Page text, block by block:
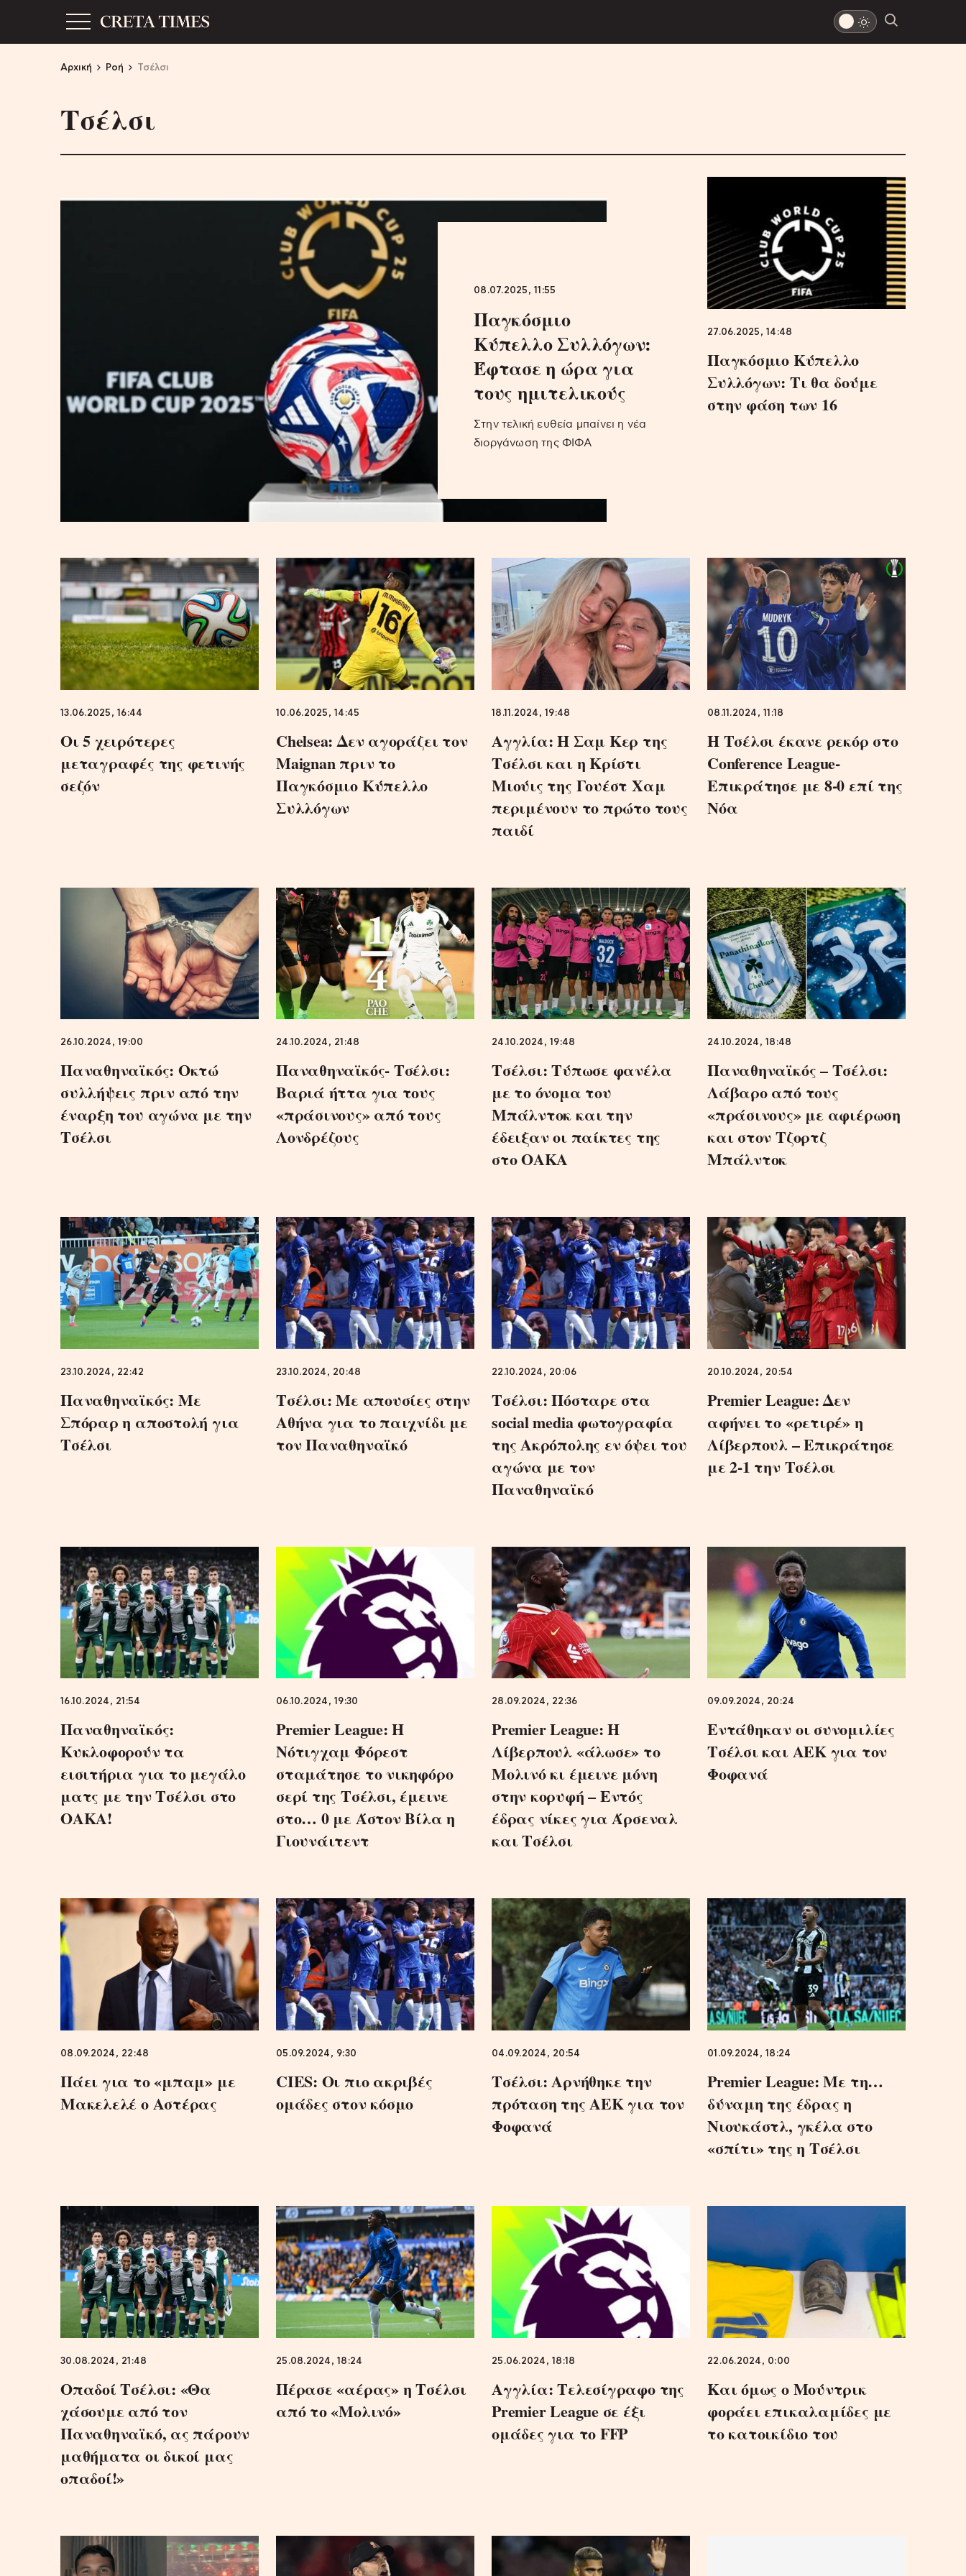
Αρχική Ροή Τσέλσι
Τσέλσι
08.07.2025, 11:55
Παγκόσμιο
Κύπελλο Συλλόγων:
Έφτασε η ώρα για
τους ημιτελικούς
Στην τελική ευθεία μπαίνει η νέα
διοργάνωση της ΦΙΦΑ
27.06.2025, 14:48
Παγκόσμιο Κύπελλο
Συλλόγων: Τι θα δούμε
στην φάση των 16
13.06.2025, 16:44
Οι 5 χειρότερες
μεταγραφές της φετινής
σεζόν
10.06.2025, 14:45
Chelsea: Δεν αγοράζει τον
Maignan πριν το
Παγκόσμιο Κύπελλο
Συλλόγων
18.11.2024, 19:48
Αγγλία: Η Σαμ Κερ της
Τσέλσι και η Κρίστι
Μιούις της Γουέστ Χαμ
περιμένουν το πρώτο τους
παιδί
08.11.2024, 11:18
Η Τσέλσι έκανε ρεκόρ στο
Conference League-
Επικράτησε με 8-0 επί της
Νόα
26.10.2024, 19:00
Παναθηναϊκός: Οκτώ
συλλήψεις πριν από την
έναρξη του αγώνα με την
Τσέλσι
24.10.2024, 21:48
Παναθηναϊκός- Τσέλσι:
Βαριά ήττα για τους
«πράσινους» από τους
Λονδρέζους
24.10.2024, 19:48
Τσέλσι: Τύπωσε φανέλα
με το όνομα του
Μπάλντοκ και την
έδειξαν οι παίκτες της
στο ΟΑΚΑ
24.10.2024, 18:48
Παναθηναϊκός – Τσέλσι:
Λάβαρο από τους
«πράσινους» με αφιέρωση
και στον Τζορτζ
Μπάλντοκ
23.10.2024, 22:42
Παναθηναϊκός: Με
Σπόραρ η αποστολή για
Τσέλσι
23.10.2024, 20:48
Τσέλσι: Με απουσίες στην
Αθήνα για το παιχνίδι με
τον Παναθηναϊκό
22.10.2024, 20:06
Τσέλσι: Πόσταρε στα
social media φωτογραφία
της Ακρόπολης εν όψει του
αγώνα με τον
Παναθηναϊκό
20.10.2024, 20:54
Premier League: Δεν
αφήνει το «ρετιρέ» η
Λίβερπουλ – Επικράτησε
με 2-1 την Τσέλσι
16.10.2024, 21:54
Παναθηναϊκός:
Κυκλοφορούν τα
εισιτήρια για το μεγάλο
ματς με την Τσέλσι στο
ΟΑΚΑ!
06.10.2024, 19:30
Premier League: Η
Νότιγχαμ Φόρεστ
σταμάτησε το νικηφόρο
σερί της Τσέλσι, έμεινε
στο… 0 με Άστον Βίλα η
Γιουνάιτεντ
28.09.2024, 22:36
Premier League: Η
Λίβερπουλ «άλωσε» το
Μολινό κι έμεινε μόνη
στην κορυφή – Εντός
έδρας νίκες για Άρσεναλ
και Τσέλσι
09.09.2024, 20:24
Εντάθηκαν οι συνομιλίες
Τσέλσι και ΑΕΚ για τον
Φοφανά
08.09.2024, 22:48
Πάει για το «μπαμ» με
Μακελελέ ο Αστέρας
05.09.2024, 9:30
CIES: Οι πιο ακριβές
ομάδες στον κόσμο
04.09.2024, 20:54
Τσέλσι: Αρνήθηκε την
πρόταση της ΑΕΚ για τον
Φοφανά
01.09.2024, 18:24
Premier League: Με τη…
δύναμη της έδρας η
Νιουκάστλ, γκέλα στο
«σπίτι» της η Τσέλσι
30.08.2024, 21:48
Οπαδοί Τσέλσι: «Θα
χάσουμε από τον
Παναθηναϊκό, ας πάρουν
μαθήματα οι δικοί μας
οπαδοί!»
25.08.2024, 18:24
Πέρασε «αέρας» η Τσέλσι
από το «Μολινό»
25.06.2024, 18:18
Αγγλία: Τελεσίγραφο της
Premier League σε έξι
ομάδες για το FFP
22.06.2024, 0:00
Και όμως ο Μούντρικ
φοράει επικαλαμίδες με
το κατοικίδιο του